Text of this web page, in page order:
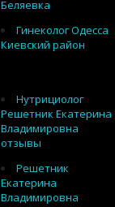
Беляевка
Гинеколог Одесса
Киевский район
Нутрициолог
Решетник Екатерина
Владимировна
отзывы
Решетник
Екатерина
Владимировна